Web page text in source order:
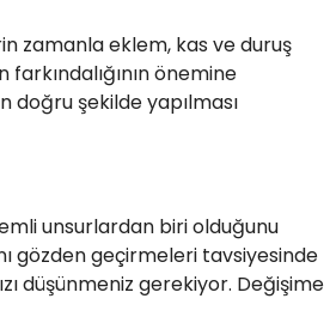
zamanla eklem, kas ve duruş
önemine
şekilde yapılması
unsurlardan biri olduğunu
gözden geçirmeleri tavsiyesinde
düşünmeniz gerekiyor. Değişime